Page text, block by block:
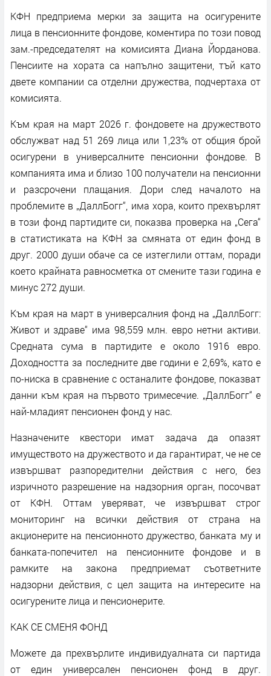
КФН предприема мерки за защита на осигурените
лица в пенсионните фондове, коментира по този повод
зам.-председателят на комисията Диана Йорданова.
Пенсиите на хората са напълно защитени, тъй като
двете компании са отделни дружества, подчертаха от
комисията.
Към края на март 2026 г. фондовете на дружеството
обслужват над 51 269 лица или 1,23% от общия брой
осигурени в универсалните пенсионни фондове. В
компанията има и близо 100 получатели на пенсионни
и разсрочени плащания. Дори след началото на
проблемите в „ДаллБогг“, има хора, които прехвърлят
в този фонд партидите си, показва проверка на „Сега“
в статистиката на КФН за смяната от един фонд в
друг. 2000 души обаче са се изтеглили оттам, поради
което крайната равносметка от смените тази година е
минус 272 души.
Към края на март в универсалния фонд на „ДаллБогг:
Живот и здраве“ има 98,559 млн. евро нетни активи.
Средната сума в партидите е около 1916 евро.
Доходността за последните две години е 2,69%, като е
по-ниска в сравнение с останалите фондове, показват
данни към края на първото тримесечие. „ДаллБогг“ е
най-младият пенсионен фонд у нас.
Назначените квестори имат задача да опазят
имуществото на дружеството и да гарантират, че не се
извършват разпоредителни действия с него, без
изричното разрешение на надзорния орган, посочват
от КФН. Оттам уверяват, че извършват строг
мониторинг на всички действия от страна на
акционерите на пенсионното дружество, банката му и
банката-попечител на пенсионните фондове и в
рамките на закона предприемат съответните
надзорни действия, с цел защита на интересите на
осигурените лица и пенсионерите.
КАК СЕ СМЕНЯ ФОНД
Можете да прехвърлите индивидуалната си партида
от един универсален пенсионен фонд в друг.